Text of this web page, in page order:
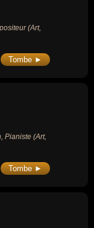
(Art,
Tombe ►
Pianiste (Art,
Tombe ►